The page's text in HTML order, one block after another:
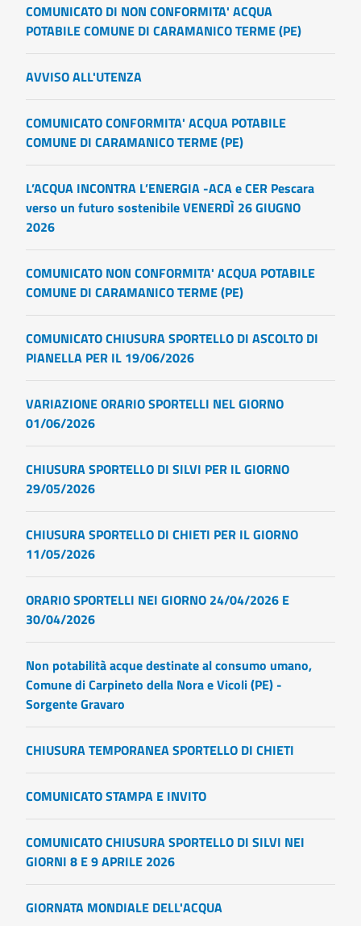
COMUNICATO DI NON CONFORMITA' ACQUA
POTABILE COMUNE DI CARAMANICO TERME (PE)
AVVISO ALL'UTENZA
COMUNICATO CONFORMITA' ACQUA POTABILE
COMUNE DI CARAMANICO TERME (PE)
L’ACQUA INCONTRA L’ENERGIA -ACA e CER Pescara
verso un futuro sostenibile VENERDÌ 26 GIUGNO
2026
COMUNICATO NON CONFORMITA' ACQUA POTABILE
COMUNE DI CARAMANICO TERME (PE)
COMUNICATO CHIUSURA SPORTELLO DI ASCOLTO DI
PIANELLA PER IL 19/06/2026
VARIAZIONE ORARIO SPORTELLI NEL GIORNO
01/06/2026
CHIUSURA SPORTELLO DI SILVI PER IL GIORNO
29/05/2026
CHIUSURA SPORTELLO DI CHIETI PER IL GIORNO
11/05/2026
ORARIO SPORTELLI NEI GIORNO 24/04/2026 E
30/04/2026
Non potabilità acque destinate al consumo umano,
Comune di Carpineto della Nora e Vicoli (PE) -
Sorgente Gravaro
CHIUSURA TEMPORANEA SPORTELLO DI CHIETI
COMUNICATO STAMPA E INVITO
COMUNICATO CHIUSURA SPORTELLO DI SILVI NEI
GIORNI 8 E 9 APRILE 2026
GIORNATA MONDIALE DELL'ACQUA